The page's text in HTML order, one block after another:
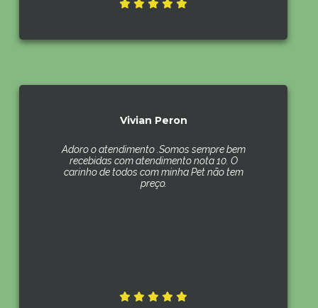
Vivian Peron
Adoro o atendimento .Somos sempre bem
recebidas com atendimento nota 10. O
carinho de todos com minha Pet não tem
preço.